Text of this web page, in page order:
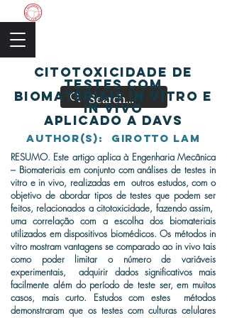
Citotoxicidade de
testes com
biomateriais in vitro e
in vivo
aplicado a DAVs
author(s): GIROTTO LAM
RESUMO. Este artigo aplica à Engenharia Mecânica
– Biomateriais em conjunto com análises de testes in
vitro e in vivo, realizadas em outros estudos, com o
objetivo de abordar tipos de testes que podem ser
feitos, relacionados a citotoxicidade, fazendo assim,
uma correlação com a escolha dos biomateriais
utilizados em dispositivos biomédicos. Os métodos in
vitro mostram vantagens se comparado ao in vivo tais
como poder limitar o número de variáveis
experimentais, adquirir dados significativos mais
facilmente além do período de teste ser, em muitos
casos, mais curto. Estudos com estes métodos
demonstraram que os testes com culturas celulares